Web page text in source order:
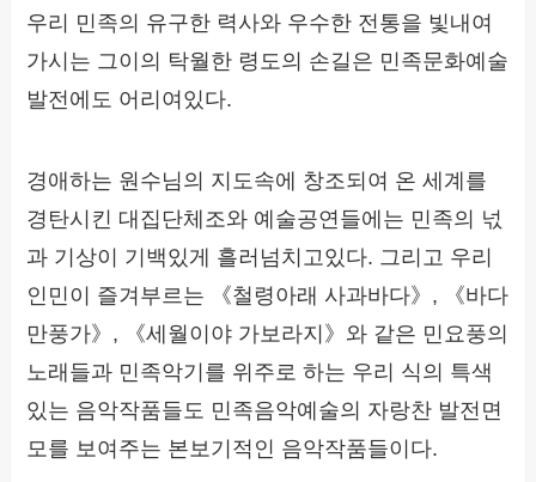
우리 민족의 유구한 력사와 우수한 전통을 빛내여
가시는 그이의 탁월한 령도의 손길은 민족문화예술
발전에도 어리여있다.
경애하는 원수님의 지도속에 창조되여 온 세계를
경탄시킨 대집단체조와 예술공연들에는 민족의 넋
과 기상이 기백있게 흘러넘치고있다. 그리고 우리
인민이 즐겨부르는 《철령아래 사과바다》, 《바다
만풍가》, 《세월이야 가보라지》와 같은 민요풍의
노래들과 민족악기를 위주로 하는 우리 식의 특색
있는 음악작품들도 민족음악예술의 자랑찬 발전면
모를 보여주는 본보기적인 음악작품들이다.